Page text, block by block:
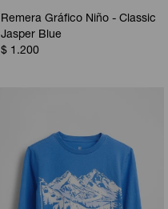
Remera Gráfico Niño - Classic
Jasper Blue
$ 1.200